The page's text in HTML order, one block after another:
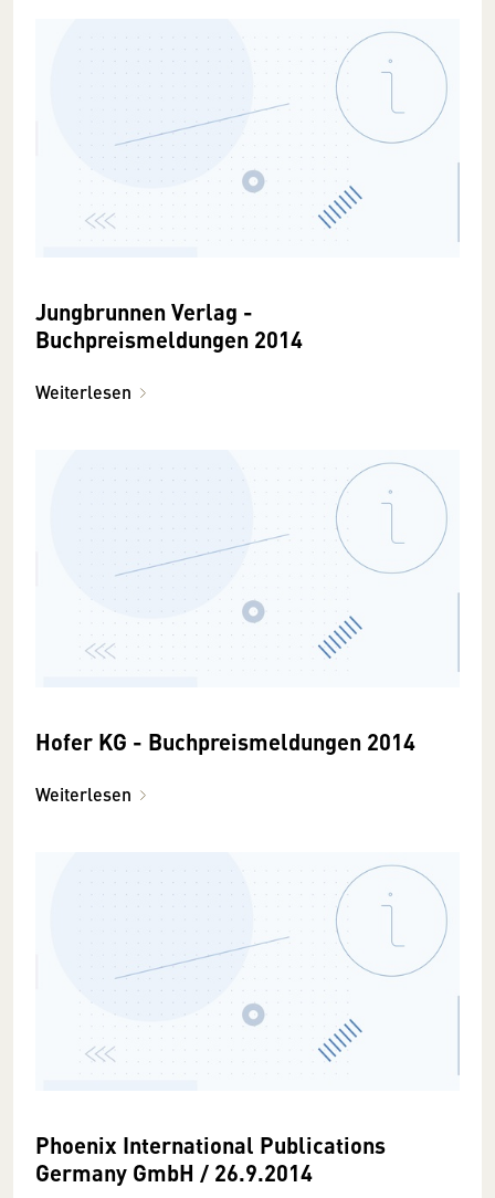
Jungbrunnen Verlag -
Buchpreismeldungen 2014
Weiterlesen
Hofer KG - Buchpreismeldungen 2014
Weiterlesen
Phoenix International Publications
Germany GmbH / 26.9.2014